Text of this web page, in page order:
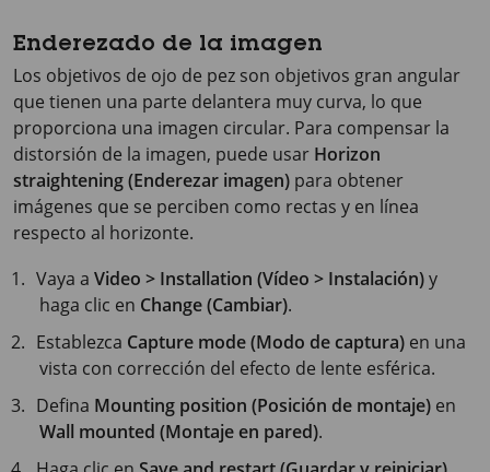
Enderezado de la imagen
Los objetivos de ojo de pez son objetivos gran angular
que tienen una parte delantera muy curva, lo que
proporciona una imagen circular. Para compensar la
distorsión de la imagen, puede usar Horizon
straightening (Enderezar imagen) para obtener
imágenes que se perciben como rectas y en línea
respecto al horizonte.
Vaya aVideo > Installation (Vídeo > Instalación)y
haga clic en Change (Cambiar).
Establezca Capture mode (Modo de captura) en una
vista con corrección del efecto de lente esférica.
Defina Mounting position (Posición de montaje) en
Wall mounted (Montaje en pared).